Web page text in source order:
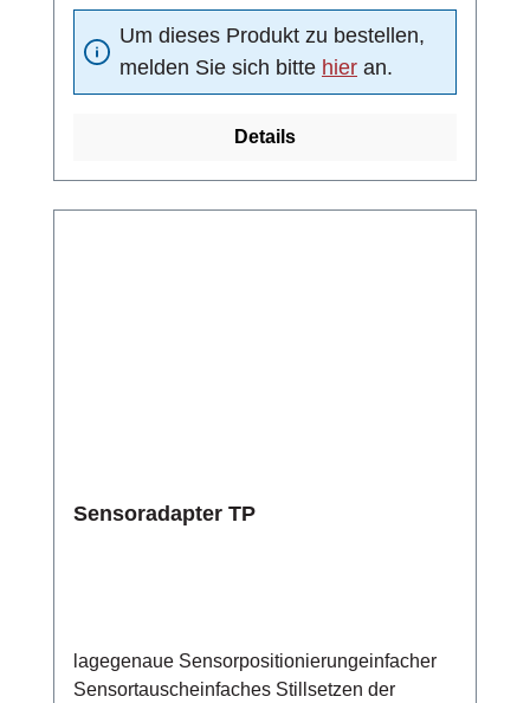
Absperrventil/beidseitig dichtendMaterial
(Kugeldichtung): DelrinNenndruck: PN 25 bar
Um dieses Produkt zu bestellen,
melden Sie sich bitte hier an.
Details
Sensoradapter TP
lagegenaue Sensorpositionierungeinfacher
Sensortauscheinfaches Stillsetzen der